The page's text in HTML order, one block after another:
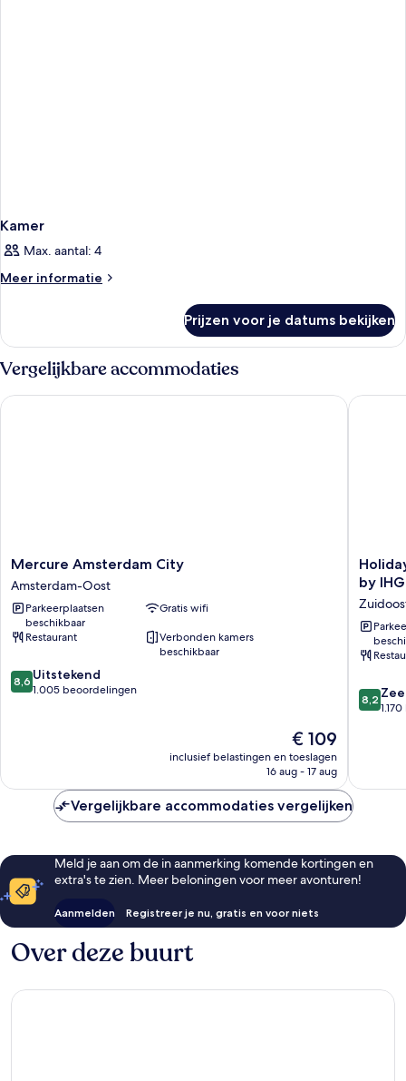
Kamer
Max. aantal: 4
Meer informatie
Meer
Prijzen voor je datums bekijken
Vergelijkbare accommodaties
Mercure
Amsterdam
City
Amsterdam-
Oost
Mercure Amsterdam City
Amsterdam-Oost
Parkeerplaatsen
beschikbaar
Gratis wifi
Restaurant
Verbonden kamers
beschikbaar
8.6
van
8,6 Uitstekend
1.005 beoordelingen
De
prijs
is
€ 109
inclusief belastingen en toeslagen
16 aug - 17 aug
Mercure Amsterdam City
Holiday
Inn
Express
-
Arena
Towers
IHG
by IHG
8.2
van
8,2
Holiday
Vergelijkbare accommodaties vergelijken
Meld je aan om de in aanmerking komende kortingen en
extra's te zien. Meer beloningen voor meer avonturen!
Aanmelden Registreer je nu, gratis en voor niets
Over deze buurt